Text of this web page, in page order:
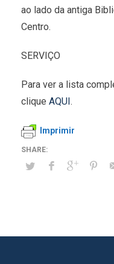
ao lado da antiga
Centro.
SERVIÇO
Para ver a lista
clique AQUI .
Imprimir